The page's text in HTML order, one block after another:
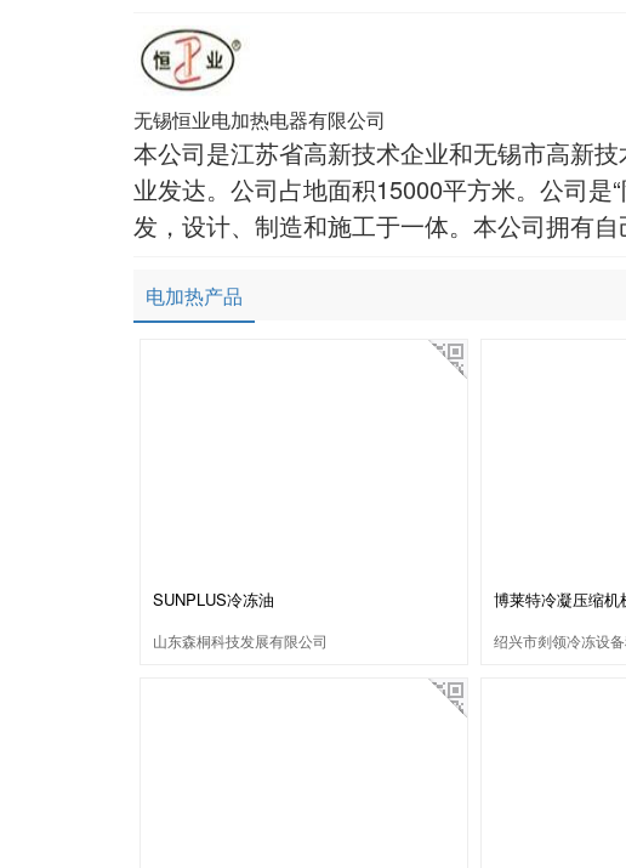
无锡恒业电加热电器有限公司
本公司是江苏省高新技术企业和无锡市高新
业发达。公司占地面积15000平方米。公司是
发，设计、制造和施工于一体。本公司拥有
电加热产品
SUNPLUS冷冻油
山东森桐科技发展有限公司
博莱特冷凝压缩机
绍兴市剡领冷冻设